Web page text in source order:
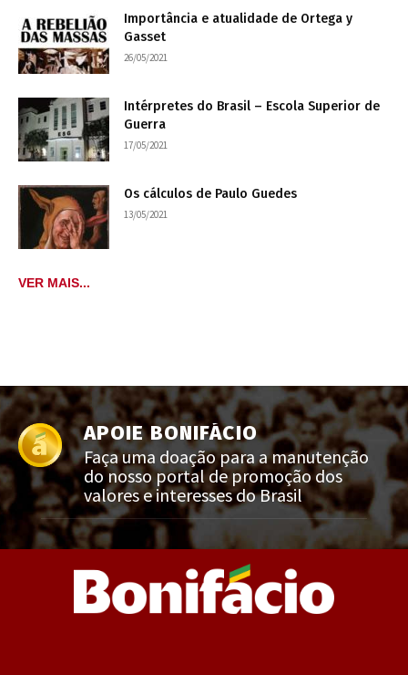
Importância e atualidade de Ortega y
Gasset
26/05/2021
Intérpretes do Brasil – Escola Superior de
Guerra
17/05/2021
Os cálculos de Paulo Guedes
13/05/2021
VER MAIS...
APOIE BONIFÁCIO
Faça uma doação para a manutenção
do nosso portal de promoção dos
valores e interesses do Brasil